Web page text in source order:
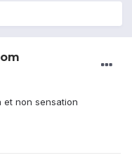
et non sensation